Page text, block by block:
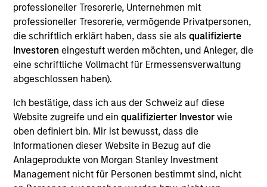
professioneller Tresorerie, Unternehmen mit
professioneller Tresorerie, vermögende Privatpersonen,
die schriftlich erklärt haben, dass sie alsqualifizierte
Investoren eingestuft werden möchten, und Anleger, die
eine schriftliche Vollmacht für Ermessensverwaltung
abgeschlossen haben).
Ich bestätige, dass ich aus der Schweiz auf diese
Website zugreife und ein qualifizierter Investor wie
oben definiert bin. Mir ist bewusst, dass die
Informationen dieser Website in Bezug auf die
Anlageprodukte von Morgan Stanley Investment
Management nicht für Personen bestimmt sind, nicht
Kontakt
Overview
Expertise